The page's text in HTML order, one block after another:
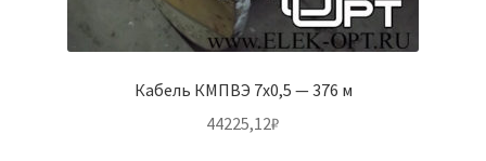
Кабель КМПВЭ 7х0,5 — 376 м
44225,12₽